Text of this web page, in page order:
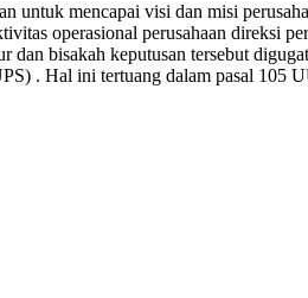
untuk mencapai visi dan misi
operasional perusahaan direksi
dan bisakah keputusan tersebut
. Hal ini tertuang dalam pasal 105